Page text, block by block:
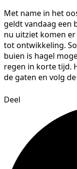
Met name in het
geldt vandaag een
nu uitziet komen
tot ontwikkeling.
buien is hagel
regen in korte tijd.
de gaten en volg
Deel